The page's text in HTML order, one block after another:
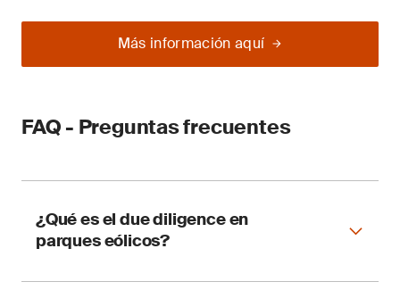
Más información aquí
FAQ - Preguntas frecuentes
¿Qué es el due diligence en
parques eólicos?